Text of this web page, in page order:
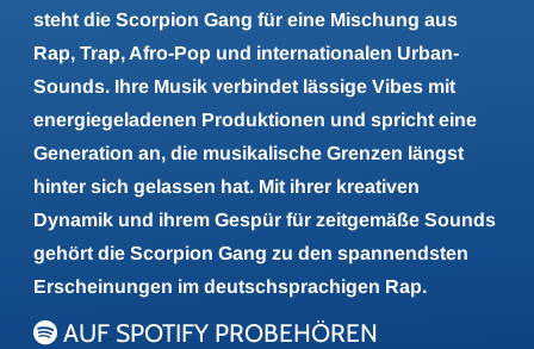
steht die Scorpion Gang für eine Mischung aus
Rap, Trap, Afro-Pop und internationalen Urban-
Sounds. Ihre Musik verbindet lässige Vibes mit
energiegeladenen Produktionen und spricht eine
Generation an, die musikalische Grenzen längst
hinter sich gelassen hat. Mit ihrer kreativen
Dynamik und ihrem Gespür für zeitgemäße Sounds
gehört die Scorpion Gang zu den spannendsten
Erscheinungen im deutschsprachigen Rap.
AUF SPOTIFY PROBEHÖREN